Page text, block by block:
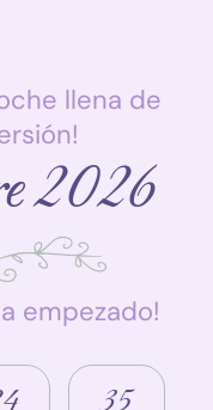
llena de
2026
empezado!